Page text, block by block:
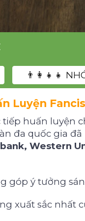
👨‍👩‍👧‍👧
Luyện
tiếp huấn luyện
đa quốc gia
Western
góp ý tưởng
xuất sắc nhất